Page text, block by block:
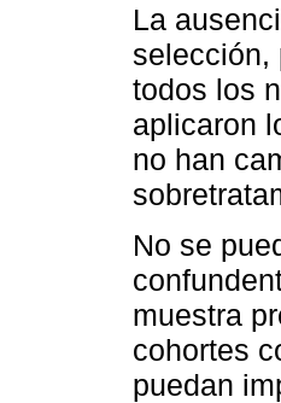
La
selección,
todos los
aplicaron
no han
No se
muestra
cohortes
puedan